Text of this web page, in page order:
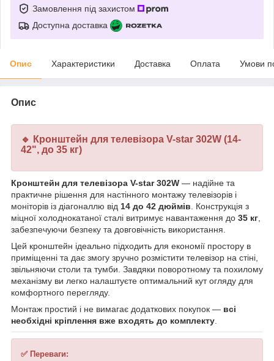
Замовлення під захистом
Доступна доставка
Опис Характеристики Доставка Оплата Умови
Опис
🔹 Кронштейн для телевізора V-star 302W (14-
42", до 35 кг)
Кронштейн для телевізора V-star 302W — надійне та
практичне рішення для настінного монтажу телевізорів і
моніторів із діагоналлю від 14 до 42 дюймів . Конструкція з
міцної холоднокатаної сталі витримує навантаження до 35 кг
забезпечуючи безпеку та довговічність використання.
Цей кронштейн ідеально підходить для економії простору в
приміщенні та дає змогу зручно розмістити телевізор на стіні,
звільняючи столи та тумби. Завдяки поворотному та похилому
механізму ви легко налаштуєте оптимальний кут огляду для
комфортного перегляду.
Монтаж простий і не вимагає додаткових покупок — всі
необхідні кріплення вже входять до комплекту
✅ Переваги: